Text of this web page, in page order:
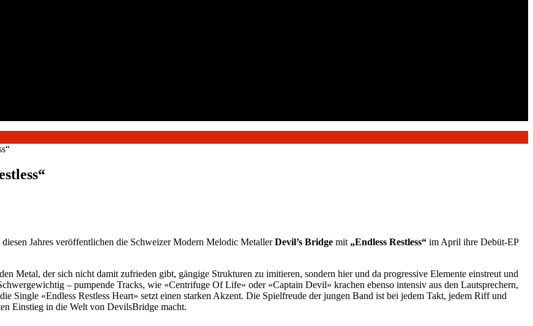
Jahres veröffentlichen die Schweizer Modern Melodic MetallerDevil’s Bridge mit „Endless Restless“ im April ihre Debüt-EP
Metal, der sich nicht damit zufrieden gibt, gängige Strukturen zu imitieren, sondern hier und da progressive Elemente einstreut und
– pumpende Tracks, wie «Centrifuge Of Life» oder «Captain Devil» krachen ebenso intensiv aus den Lautsprechern,
Single «Endless Restless Heart» setzt einen starken Akzent. Die Spielfreude der jungen Band ist bei jedem Takt, jedem Riff und
Einstieg in die Welt von DevilsBridge macht.